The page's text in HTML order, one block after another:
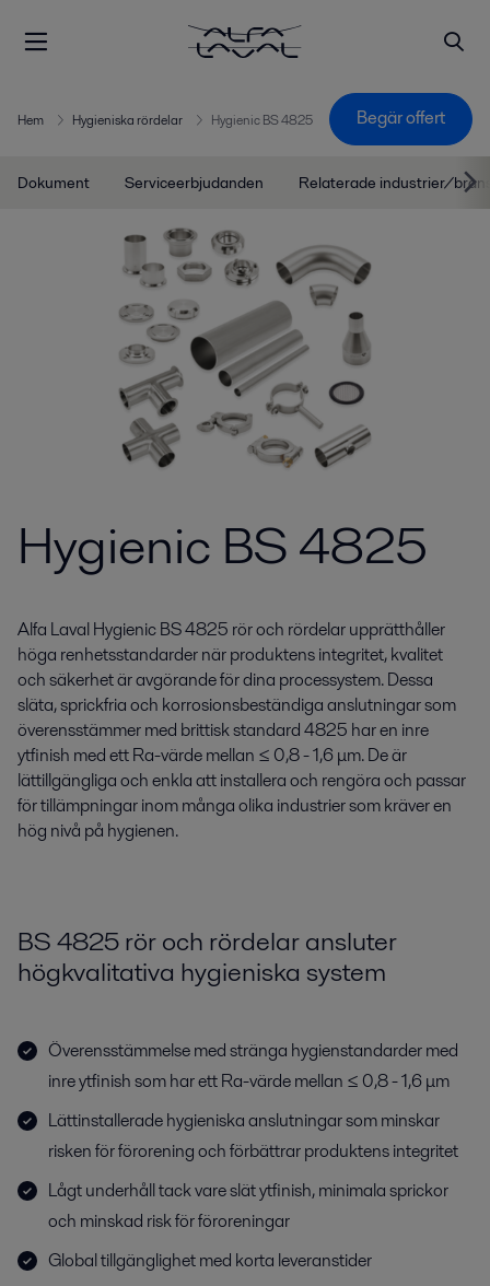
Hem Hygieniska rördelar Hygienic BS 4825 Begär offert
Dokument Serviceerbjudanden Relaterade industrier/
Hygienic BS 4825
Alfa Laval Hygienic BS 4825 rör och rördelar upprätthåller
höga renhetsstandarder när produktens integritet, kvalitet
och säkerhet är avgörande för dina processystem. Dessa
släta, sprickfria och korrosionsbeständiga anslutningar som
överensstämmer med brittisk standard 4825 har en inre
ytfinish med ett Ra-värde mellan ≤ 0,8 - 1,6 μm. De är
lättillgängliga och enkla att installera och rengöra och passar
för tillämpningar inom många olika industrier som kräver en
hög nivå på hygienen.
BS 4825 rör och rördelar ansluter
högkvalitativa hygieniska system
Överensstämmelse med stränga hygienstandarder med
inre ytfinish som har ett Ra-värde mellan ≤ 0,8 - 1,6 μm
Lättinstallerade hygieniska anslutningar som minskar
risken för förorening och förbättrar produktens integritet
Lågt underhåll tack vare slät ytfinish, minimala sprickor
och minskad risk för föroreningar
Global tillgänglighet med korta leveranstider